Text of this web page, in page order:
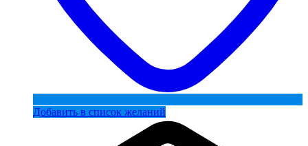
Добавить в список желаний